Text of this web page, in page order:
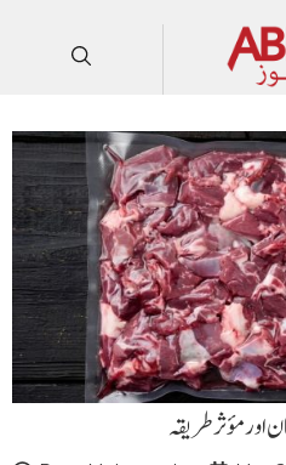
اور مؤثر طریقہ